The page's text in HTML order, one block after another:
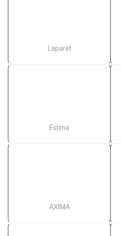
Laparet
Estima
AXIMA